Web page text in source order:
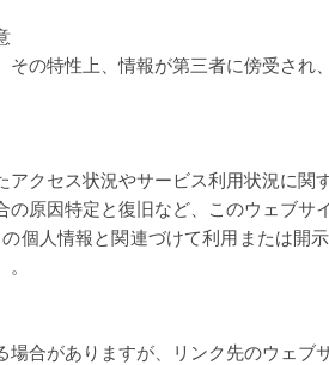
の特性上、情報が第三者に傍受さ
クセス状況やサービス利用状況に
原因特定と復旧など、このウェブ
個人情報と関連づけて利用または開
合がありますが、リンク先のウェ